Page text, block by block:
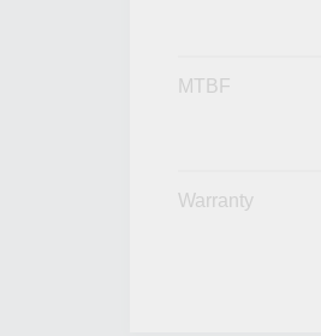
MTBF
Warranty